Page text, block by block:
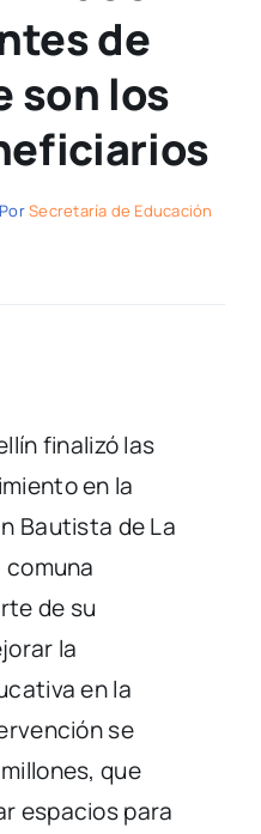
de
son los
PorSecretaría de Educación
finalizó las
en la
Bautista de La
comuna
de su
la
en la
se
que
espacios para